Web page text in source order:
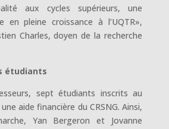
aux cycles supérieurs, une
en pleine croissance à l’UQTR»,
Charles, doyen de la recherche
étudiants
sept étudiants inscrits au
aide financière du CRSNG. Ainsi,
Yan Bergeron et Jovanne